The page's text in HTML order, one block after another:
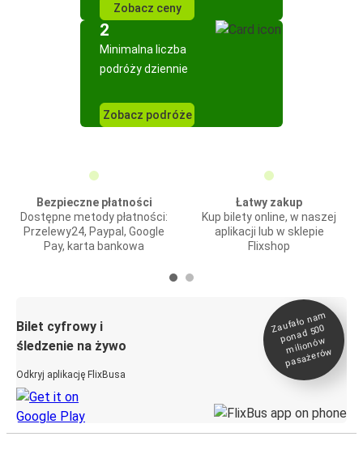
Zobacz ceny
2
Minimalna liczba
podróży dziennie
Zobacz podróże
Bezpieczne płatności
Dostępne metody płatności:
Przelewy24, Paypal, Google
Pay, karta bankowa
Łatwy zakup
Kup bilety online, w naszej
aplikacji lub w sklepie
Flixshop
Bilet cyfrowy i
śledzenie na żywo
Odkryj aplikację FlixBusa
Zaufało na
m
ponad 500
milionó
w
pasażeró
w